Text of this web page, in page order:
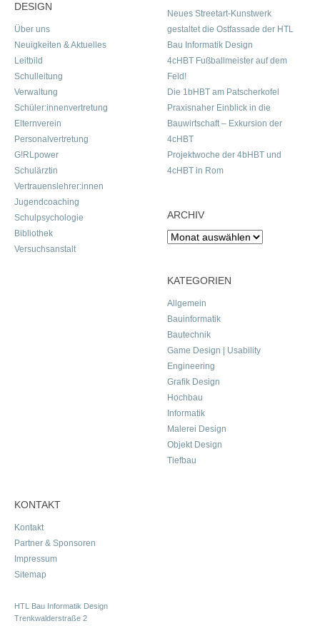
DESIGN
Über uns
Neuigkeiten & Aktuelles
Leitbild
Schulleitung
Verwaltung
Schüler:innenvertretung
Elternverein
Personalvertretung
G!RLpower
Schulärztin
Vertrauenslehrer:innen
Jugendcoaching
Schulpsychologie
Bibliothek
Versuchsanstalt
Neues Streetart-Kunstwerk
gestaltet die Ostfassade der HTL
Bau Informatik Design
4cHBT Fußballmeister auf dem
Feld!
Die 1bHBT am Patscherkofel
Praxisnaher Einblick in die
Bauwirtschaft – Exkursion der
4cHBT
Projektwoche der 4bHBT und
4cHBT in Rom
ARCHIV
Archiv
KATEGORIEN
Allgemein
Bauinformatik
Bautechnik
Game Design | Usability
Engineering
Grafik Design
Hochbau
Informatik
Malerei Design
Objekt Design
Tiefbau
KONTAKT
Kontakt
Partner & Sponsoren
Impressum
Sitemap
HTL Bau Informatik Design
Trenkwalderstraße 2